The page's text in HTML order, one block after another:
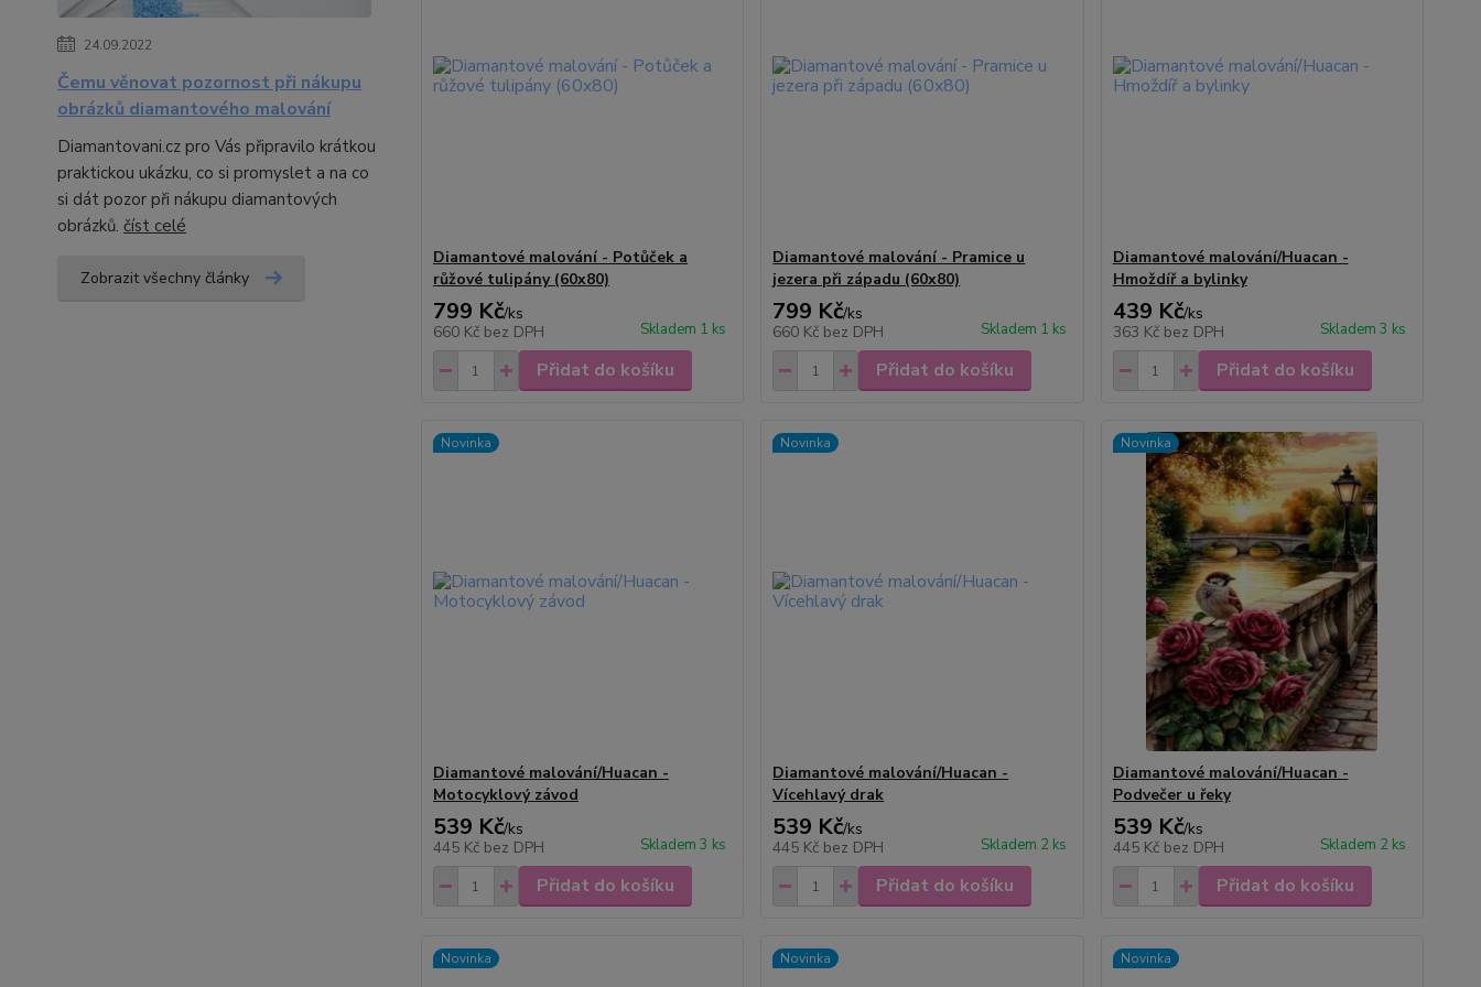
24.09.2022
Čemu věnovat pozornost při nákupu
obrázků diamantového malování
Diamantovani.cz pro Vás připravilo krátkou
praktickou ukázku, co si promyslet a na co
si dát pozor při nákupu diamantových
obrázků. číst celé
Zobrazit všechny články
Diamantové malování - Potůček a
růžové tulipány (60x80)
799 Kč/ks
660 Kč bez DPH Skladem 1 ks
Přidat do košíku
Diamantové malování - Pramice u
jezera při západu (60x80)
799 Kč/ks
660 Kč bez DPH Skladem 1 ks
Přidat do košíku
Diamantové malování/Huacan -
Hmoždíř a bylinky
439 Kč/ks
363 Kč bez DPH Skladem 3 ks
Přidat do košíku
Novinka
Diamantové malování/Huacan -
Motocyklový závod
539 Kč/ks
445 Kč bez DPH Skladem 3 ks
Přidat do košíku
Novinka
Diamantové malování/Huacan -
Vícehlavý drak
539 Kč/ks
445 Kč bez DPH Skladem 2 ks
Přidat do košíku
Novinka
Diamantové malování/Huacan -
Podvečer u řeky
539 Kč/ks
445 Kč bez DPH Skladem 2 ks
Přidat do košíku
Novinka Novinka Novinka